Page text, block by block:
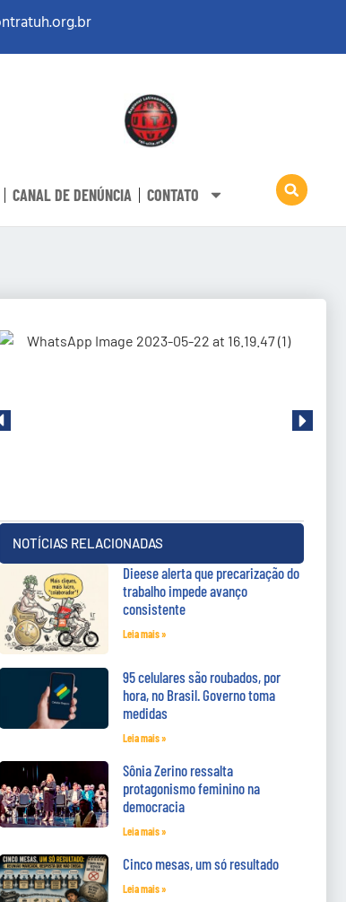
CANAL DE DENÚNCIA CONTATO
NOTÍCIAS RELACIONADAS
Dieese alerta que precarização do
trabalho impede avanço
consistente
Leia mais »
95 celulares são roubados, por
hora, no Brasil. Governo toma
medidas
Leia mais »
Sônia Zerino ressalta
protagonismo feminino na
democracia
Leia mais »
Cinco mesas, um só resultado
Leia mais »